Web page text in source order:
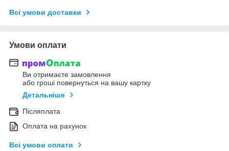
Всі умови доставки
Умови оплати
Ви отримаєте замовлення
або гроші повернуться на вашу картку
Детальніше
Післяплата
Оплата на рахунок
Всі умови оплати